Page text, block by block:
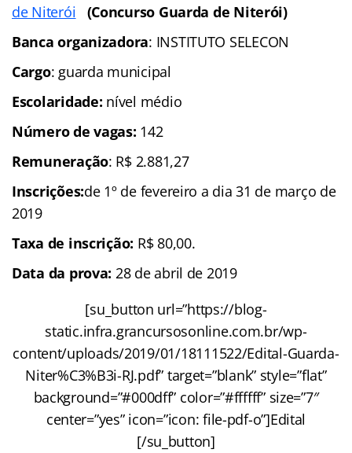
de Niterói
(Concurso Guarda de Niterói)
Banca organizadora: INSTITUTO SELECON
Cargo: guarda municipal
Escolaridade: nível médio
Número de vagas: 142
Remuneração: R$ 2.881,27
Inscrições:de 1º de fevereiro a dia 31 de março de
2019
Taxa de inscrição: R$ 80,00.
Data da prova: 28 de abril de 2019
[su_button url=”https://blog-
static.infra.grancursosonline.com.br/wp-
content/uploads/2019/01/18111522/Edital-Guarda-
Niter%C3%B3i-RJ.pdf” target=”blank” style=”flat”
background=”#000dff” color=”#ffffff” size=”7″
center=”yes” icon=”icon: file-pdf-o”]Edital
[/su_button]